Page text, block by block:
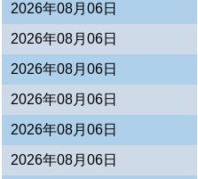
2026年08月06日
2026年08月06日
2026年08月06日
2026年08月06日
2026年08月06日
2026年08月06日